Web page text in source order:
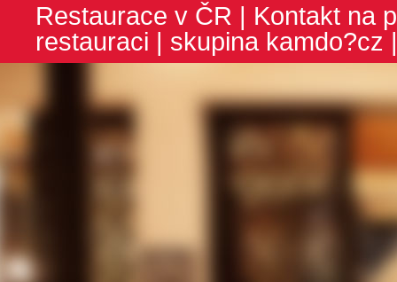
Restaurace v ČR | Kontakt na
restauraci | skupina kamdo?cz |